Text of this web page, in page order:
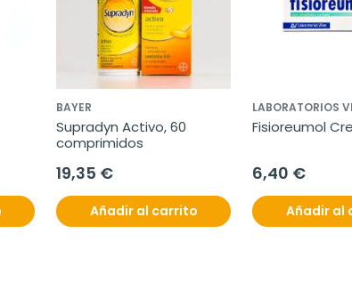
BAYER
Supradyn Activo, 60
comprimidos
19,35 €
Añadir al carrito
LABORATORIOS
Fisioreumol
6,40 €
Añadir al